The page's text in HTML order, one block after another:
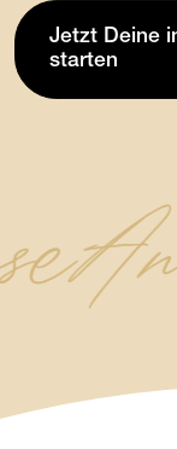
Jetzt Deine
starten